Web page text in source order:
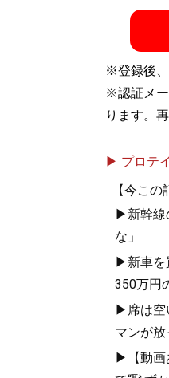
※登録後、
※認証メー
ります。
▶ プロテ
【今こ
▶新幹線
な」
▶新車を
350万円
▶席は空
マンが
▶【動画